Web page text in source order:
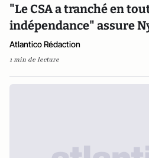
"Le CSA a tranché en
indépendance" assure
Atlantico Rédaction
1 min de lecture